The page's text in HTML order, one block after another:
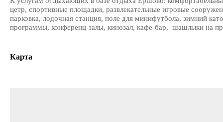
цетр, спортивные площадки, развлекательные игровые
парковка, лодочная станция, поле для минифутбола, зимний
программы, конференц-залы, кинозал, кафе-бар, шашлыки на
Карта